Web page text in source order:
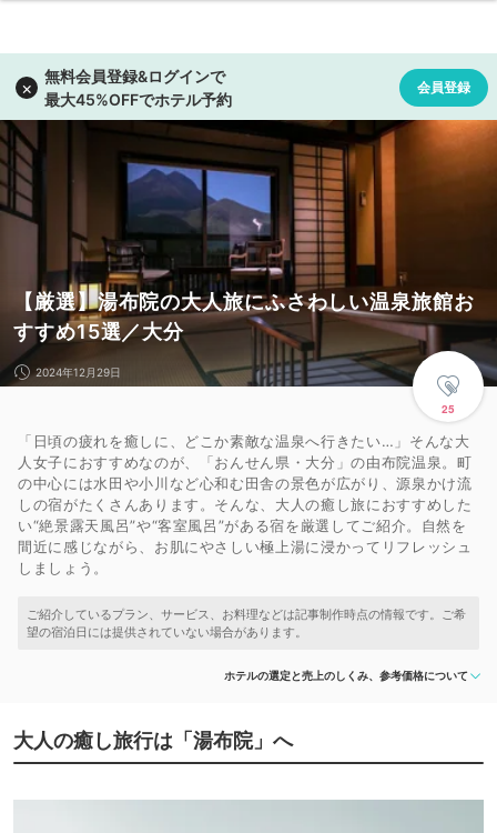
【厳選】湯布院の大人旅にふさわしい温泉旅館お
すすめ15選／大分
25
2024年12月29日
「日頃の疲れを癒しに、どこか素敵な温泉へ行きたい…」そんな大
人女子におすすめなのが、「おんせん県・大分」の由布院温泉。町
の中心には水田や小川など心和む田舎の景色が広がり、源泉かけ流
しの宿がたくさんあります。そんな、大人の癒し旅におすすめした
い“絶景露天風呂”や“客室風呂”がある宿を厳選してご紹介。自然を
間近に感じながら、お肌にやさしい極上湯に浸かってリフレッシュ
しましょう。
ホテルの選定と売上のしくみ、参考価格について
大人の癒し旅行は「湯布院」へ